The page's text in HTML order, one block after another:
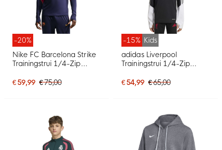
-20%
Nike FC Barcelona Strike
Trainingstrui 1/4-Zip
Rood Geel
€ 59,99 € 75,00
-15% Kids
adidas Liverpool
Trainingstrui 1/4-Zip
Grijs Wit Rood
€ 54,99 € 65,00